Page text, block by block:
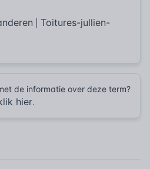
Toitures-jullien-
de informatie over deze term?
hier.